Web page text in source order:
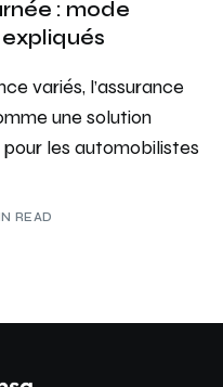
: mode
variés, l’assurance
une solution
les automobilistes
READ